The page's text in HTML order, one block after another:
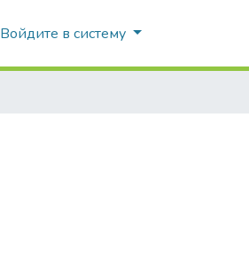
Войдите в систему